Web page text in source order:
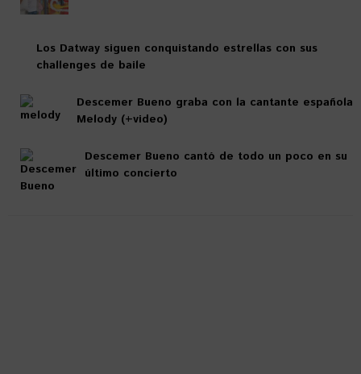
Los Datway siguen conquistando estrellas con sus
challenges de baile
Descemer Bueno graba con la cantante española
Melody (+video)
Descemer Bueno cantó de todo un poco en su
último concierto